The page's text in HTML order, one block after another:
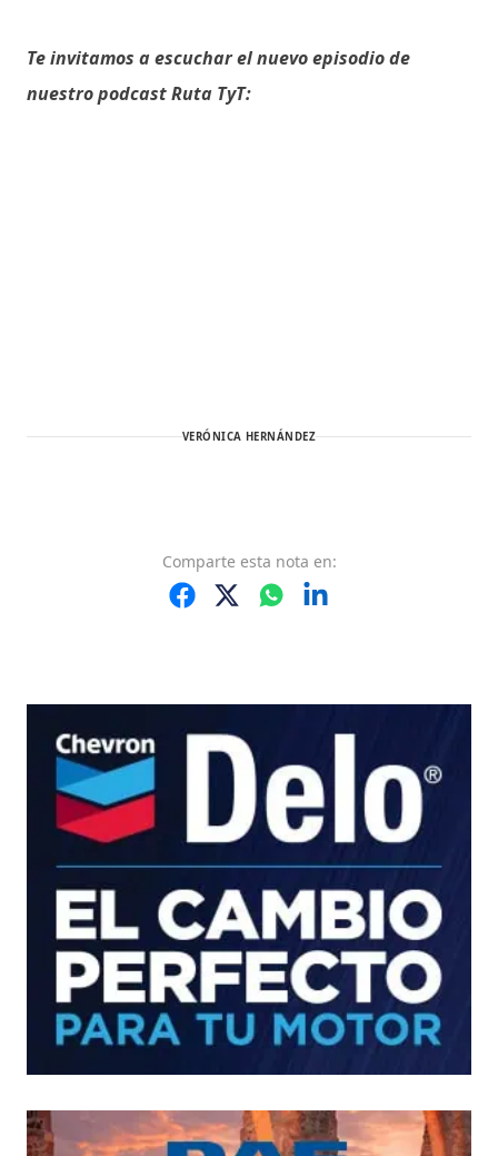
Te invitamos a escuchar el nuevo episodio de
nuestro podcast Ruta TyT:
VERÓNICA HERNÁNDEZ
Comparte esta nota en: